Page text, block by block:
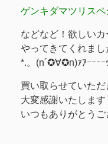
ゲンキダマツリスペ
などなど！欲しい
やってきてくれまし
*.。(n´✪∀✪n)ｧｱｰｰｰｰ
買い取らせていた
大変感謝いたします
いつもありがとうご